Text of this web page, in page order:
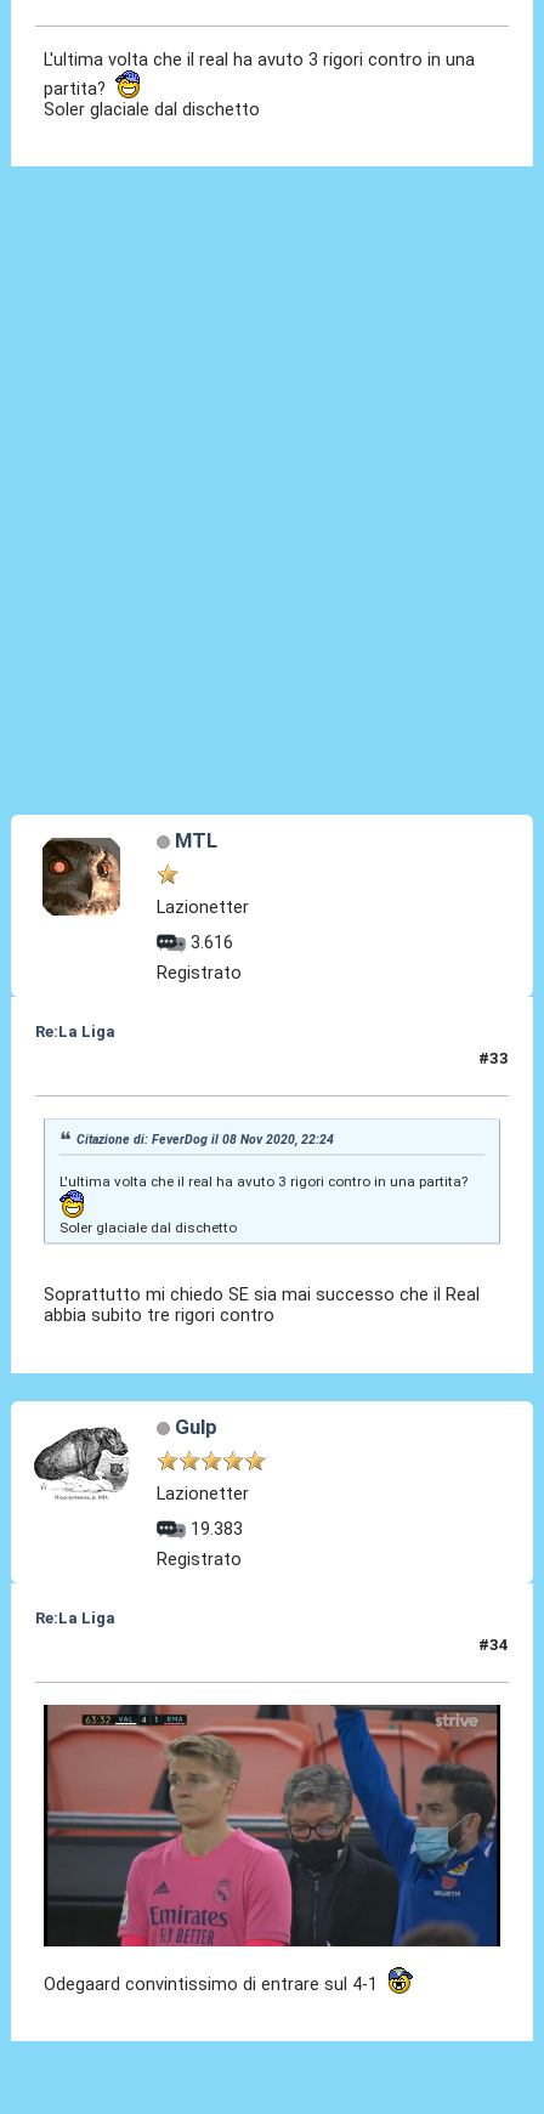
L'ultima volta che il real ha avuto 3 rigori contro in una
partita?
Soler glaciale dal dischetto
MTL
Lazionetter
3.616
Registrato
Re:La Liga
#33
Citazione di: FeverDog il 08 Nov 2020, 22:24
L'ultima volta che il real ha avuto 3 rigori contro in una partita?
Soler glaciale dal dischetto
Soprattutto mi chiedo SE sia mai successo che il Real
abbia subito tre rigori contro
Gulp
Lazionetter
19.383
Registrato
Re:La Liga
#34
Odegaard convintissimo di entrare sul 4-1